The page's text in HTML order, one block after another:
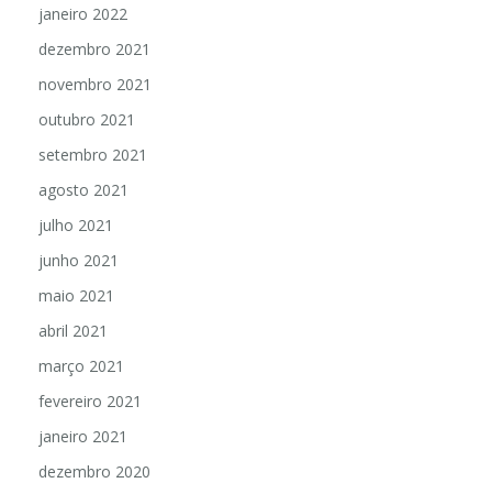
janeiro 2022
dezembro 2021
novembro 2021
outubro 2021
setembro 2021
agosto 2021
julho 2021
junho 2021
maio 2021
abril 2021
março 2021
fevereiro 2021
janeiro 2021
dezembro 2020